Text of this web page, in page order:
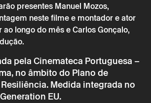
presentes Manuel Mozos,
neste filme e montador e ator
longo do mês e Carlos Gonçalo,
pela Cinemateca Portuguesa –
no âmbito do Plano de
Medida integrada no
EU.